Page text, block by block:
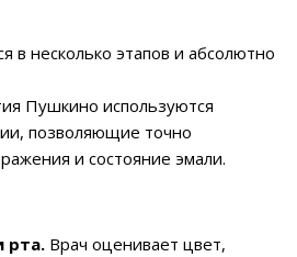
в несколько этапов и абсолютно
Пушкино используются
позволяющие точно
и состояние эмали.
рта. Врач оценивает цвет,